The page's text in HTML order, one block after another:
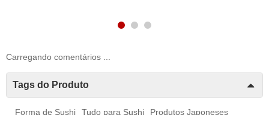
Carregando comentários ...
Tags do Produto
Forma de Sushi Tudo para Sushi
Produtos Japoneses